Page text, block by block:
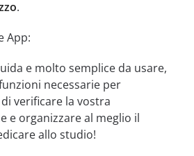
.
App:
e molto semplice da usare,
necessarie per
verificare la vostra
e organizzare al meglio il
allo studio!